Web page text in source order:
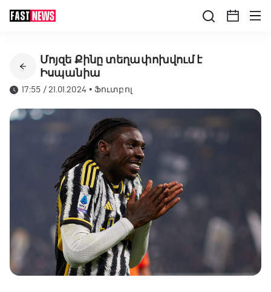
Մոյզե Քինը տեղափոխվում է
Իսպանիա
17:55 / 21.01.2024 •Ֆուտբոլ